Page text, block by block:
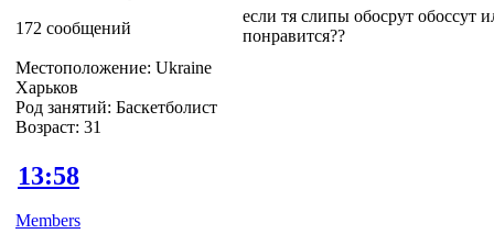
172 сообщений
Местоположение: Ukraine
Харьков
Род занятий: Баскетболист
Возраст: 31
если тя слипы обосрут обоссут
понравится??
13:58
Members